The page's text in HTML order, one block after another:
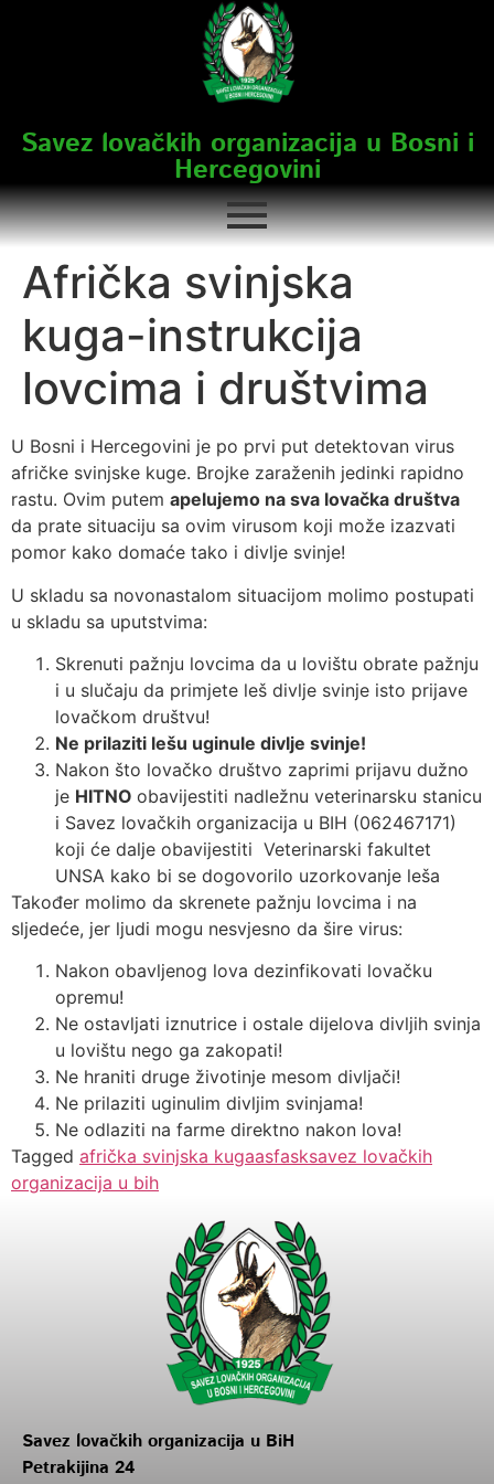
Savez lovačkih organizacija u Bosni i
Hercegovini
Afrička svinjska
kuga-instrukcija
lovcima i društvima
U Bosni i Hercegovini je po prvi put detektovan virus
afričke svinjske kuge. Brojke zaraženih jedinki rapidno
rastu. Ovim putem apelujemo na sva lovačka društva
da prate situaciju sa ovim virusom koji može izazvati
pomor kako domaće tako i divlje svinje!
U skladu sa novonastalom situacijom molimo postupati
u skladu sa uputstvima:
Skrenuti pažnju lovcima da u lovištu obrate pažnju
i u slučaju da primjete leš divlje svinje isto prijave
lovačkom društvu!
Ne prilaziti lešu uginule divlje svinje!
Nakon što lovačko društvo zaprimi prijavu dužno
je HITNO obavijestiti nadležnu veterinarsku stanicu
i Savez lovačkih organizacija u BIH (062467171)
koji će dalje obavijestiti Veterinarski fakultet
UNSA kako bi se dogovorilo uzorkovanje leša
Također molimo da skrenete pažnju lovcima i na
sljedeće, jer ljudi mogu nesvjesno da šire virus:
Nakon obavljenog lova dezinfikovati lovačku
opremu!
Ne ostavljati iznutrice i ostale dijelova divljih svinja
u lovištu nego ga zakopati!
Ne hraniti druge životinje mesom divljači!
Ne prilaziti uginulim divljim svinjama!
Ne odlaziti na farme direktno nakon lova!
Tagged afrička svinjska kugaasfasksavez lovačkih
organizacija u bih
Savez lovačkih organizacija u BiH
Petrakijina 24